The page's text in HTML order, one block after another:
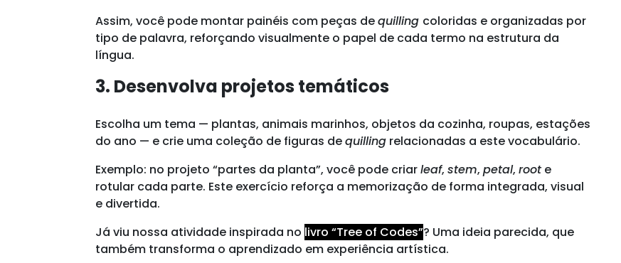
Assim, você pode montar painéis com peças dequilling coloridas e organizadas por
tipo de palavra, reforçando visualmente o papel de cada termo na estrutura da
língua.
3. Desenvolva projetos temáticos
Escolha um tema — plantas, animais marinhos, objetos da cozinha, roupas, estações
do ano — e crie uma coleção de figuras dequilling relacionadas a este vocabulário.
Exemplo: no projeto “partes da planta”, você pode criarleaf,stem,petal,root e
rotular cada parte. Este exercício reforça a memorização de forma integrada, visual
e divertida.
Já viu nossa atividade inspirada no livro “Tree of Codes”? Uma ideia parecida, que
também transforma o aprendizado em experiência artística.